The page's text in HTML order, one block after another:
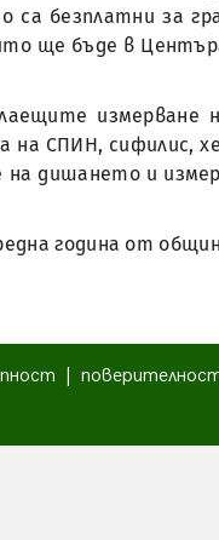
са безплатни за
ще бъде в
измерване
на СПИН, сифилис,
на дишането и
година от